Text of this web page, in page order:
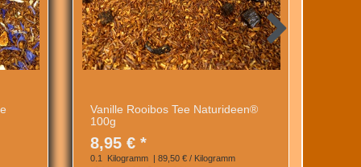
Vanille Rooibos Tee Naturideen®
100g
8,95 € *
0.1 Kilogramm | 89,50 € / Kilogramm